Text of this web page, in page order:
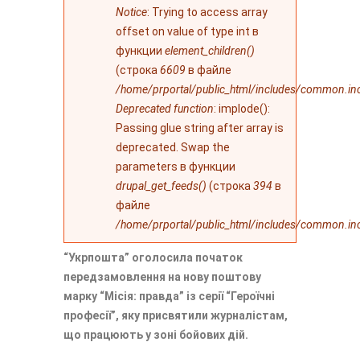
Notice: Trying to access array
offset on value of type int в
функции element_children()
(строка 6609 в файле
/home/prportal/public_html/includes/
Deprecated function: implode():
Passing glue string after array is
deprecated. Swap the
parameters в функции
drupal_get_feeds() (строка 394в
файле
/home/prportal/public_html/includes/
“Укрпошта” оголосила початок
передзамовлення на нову поштову
марку “Місія: правда” із серії “Героїчні
професії”, яку присвятили журналістам,
що працюють у зоні бойових дій.